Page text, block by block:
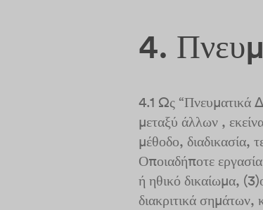
4.
4.1 Ως “Πνευματικά
μεταξύ άλλων ,
μέθοδο, διαδικασία,
Οποιαδήποτε
ή ηθικό δικαίωμα,
διακριτικά